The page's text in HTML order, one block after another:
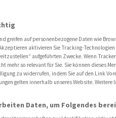
greifen auf personenbezogene Daten wie
aktivieren Sie Tracking-
aufgeführten Zwecke. Wenn
mehr so relevant für Sie. Sie können dieses
zu widerrufen, indem Sie auf den Link
gelten innerhalb unseres Website.
Daten, um Folgendes